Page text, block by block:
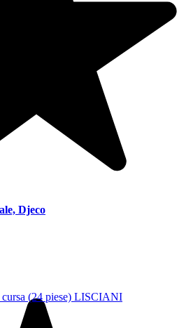
Djeco